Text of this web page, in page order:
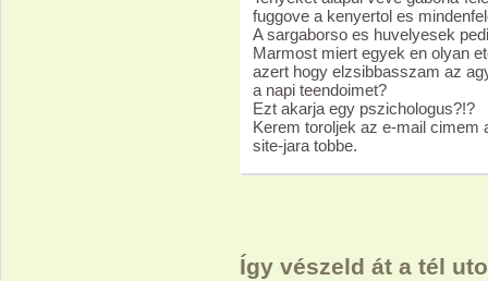
fuggove a kenyertol es
A sargaborso es huvelyesek
Marmost miert egyek en olyan
azert hogy elzsibbasszam az
a napi teendoimet?
Ezt akarja egy pszichologus?!?
Kerem toroljek az e-mail cimem
site-jara tobbe.
Így vészeld át a tél